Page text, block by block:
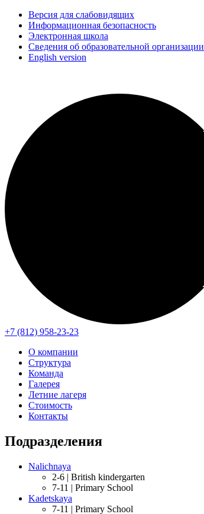
Версия для слабовидящих
Информационная безопасность
Электронная школа
Сведения об образовательной организации
English version
+7 (812) 958-23-23
О компании
Структура
Команда
Галерея
Летние лагеря
Стоимость
Контакты
Подразделения
Nalichnaya
2-6 | British kindergarten
7-11 | Primary School
Kadetskaya
7-11 | Primary School